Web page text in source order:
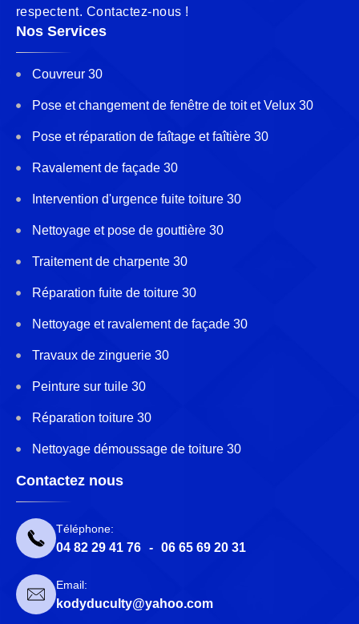
respectent. Contactez-nous !
Nos Services
Couvreur 30
Pose et changement de fenêtre de toit et Velux 30
Pose et réparation de faîtage et faîtière 30
Ravalement de façade 30
Intervention d'urgence fuite toiture 30
Nettoyage et pose de gouttière 30
Traitement de charpente 30
Réparation fuite de toiture 30
Nettoyage et ravalement de façade 30
Travaux de zinguerie 30
Peinture sur tuile 30
Réparation toiture 30
Nettoyage démoussage de toiture 30
Contactez nous
Téléphone:
04 82 29 41 76 - 06 65 69 20 31
Email:
kodyduculty@yahoo.com